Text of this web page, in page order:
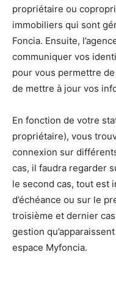
propriétaire ou
immobiliers qui sont
Foncia. Ensuite,
communiquer vos
pour vous permettre
de mettre à jour vos
En fonction de votre
propriétaire), vous
connexion sur
cas, il faudra regarder
le second cas, tout est
d’échéance ou sur le
troisième et dernier
gestion
espace Myfoncia.